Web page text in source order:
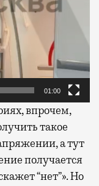
01:00
впрочем,
такое
а тут
получается
“нет”». Но